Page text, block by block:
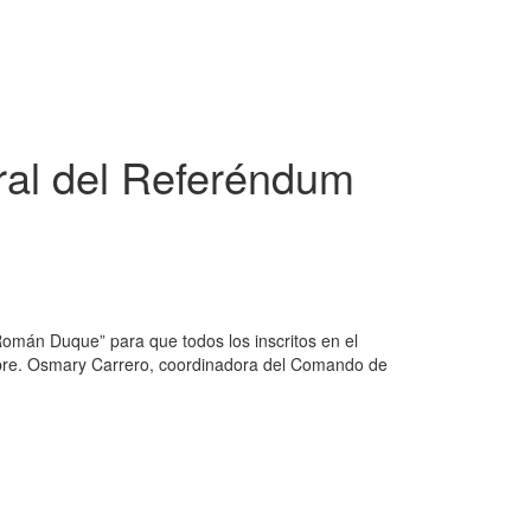
del Referéndum
Duque” para que todos los inscritos en el
Osmary Carrero, coordinadora del Comando de